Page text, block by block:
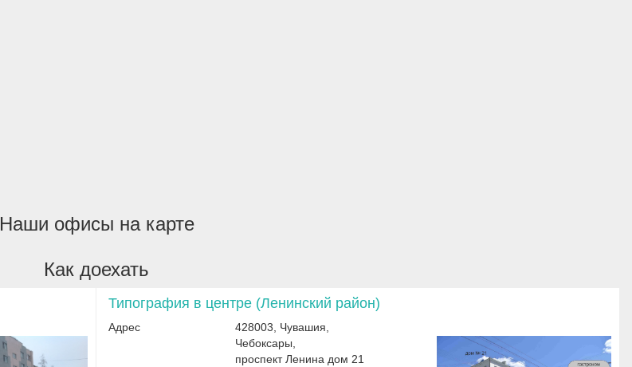
Наши офисы на карте
Как доехать
Типография в центре (Ленинский район)
Адрес
428003, Чувашия,
Чебоксары,
проспект Ленина дом 21